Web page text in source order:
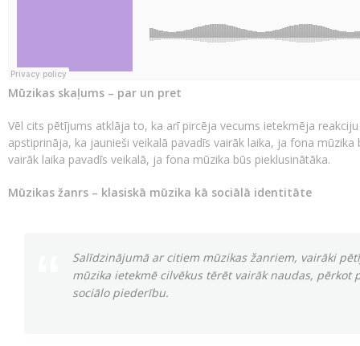
Mūzikas skaļums – par un pret
Vēl cits pētījums atklāja to, ka arī pircēja vecums ietekmēja
apstiprināja, ka jaunieši veikalā pavadīs vairāk laika, ja fona
vairāk laika pavadīs veikalā, ja fona mūzika būs pieklusinātāka.
Mūzikas žanrs – klasiskā mūzika kā sociālā identitāte
Salīdzinājumā ar citiem mūzikas žanriem, vairāki
mūzika ietekmē cilvēkus tērēt vairāk naudas, pērkot
sociālo piederību.